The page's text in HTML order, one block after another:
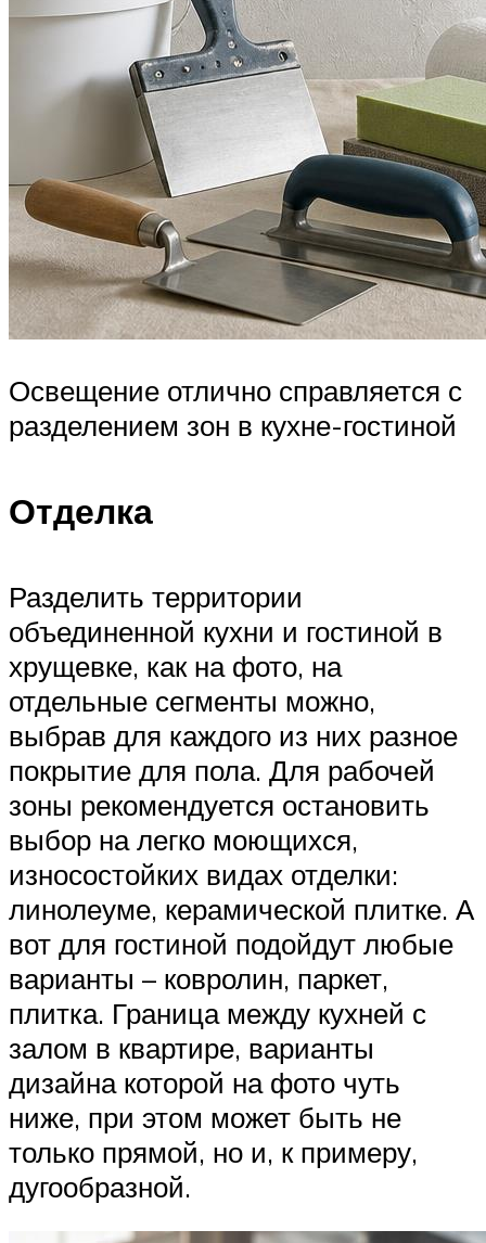
Освещение отлично справляется с
разделением зон в кухне-гостиной
Отделка
Разделить территории
объединенной кухни и гостиной в
хрущевке, как на фото, на
отдельные сегменты можно,
выбрав для каждого из них разное
покрытие для пола. Для рабочей
зоны рекомендуется остановить
выбор на легко моющихся,
износостойких видах отделки:
линолеуме, керамической плитке. А
вот для гостиной подойдут любые
варианты – ковролин, паркет,
плитка. Граница между кухней с
залом в квартире, варианты
дизайна которой на фото чуть
ниже, при этом может быть не
только прямой, но и, к примеру,
дугообразной.